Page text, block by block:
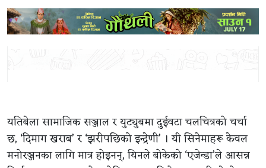
यतिबेला सामाजिक सञ्जाल र युट्युबमा दुईवटा चलचित्रको चर्चा
छ, ‘दिमाग खराब’ र ‘झरीपछिको इन्द्रेणी’ । यी सिनेमाहरू केवल
मनोरञ्जनका लागि मात्र होइनन्, यिनले बोकेको ‘एजेन्डा’ले आसन्न